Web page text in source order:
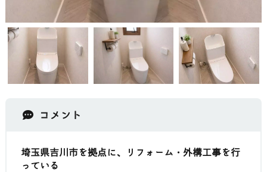
コメント
埼玉県吉川市を拠点に、リフォーム・外構工事を行
っている